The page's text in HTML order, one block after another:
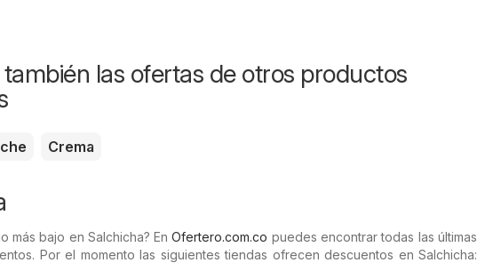
las ofertas de otros productos
Crema
más bajo en Salchicha? EnOfertero.com.co puedes encontrar todas las últimas
Por el momento las siguientes tiendas ofrecen descuentos en Salchicha: